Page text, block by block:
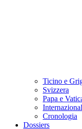
Ticino e
Svizzera
Papa e
Cronologia
Dossiers